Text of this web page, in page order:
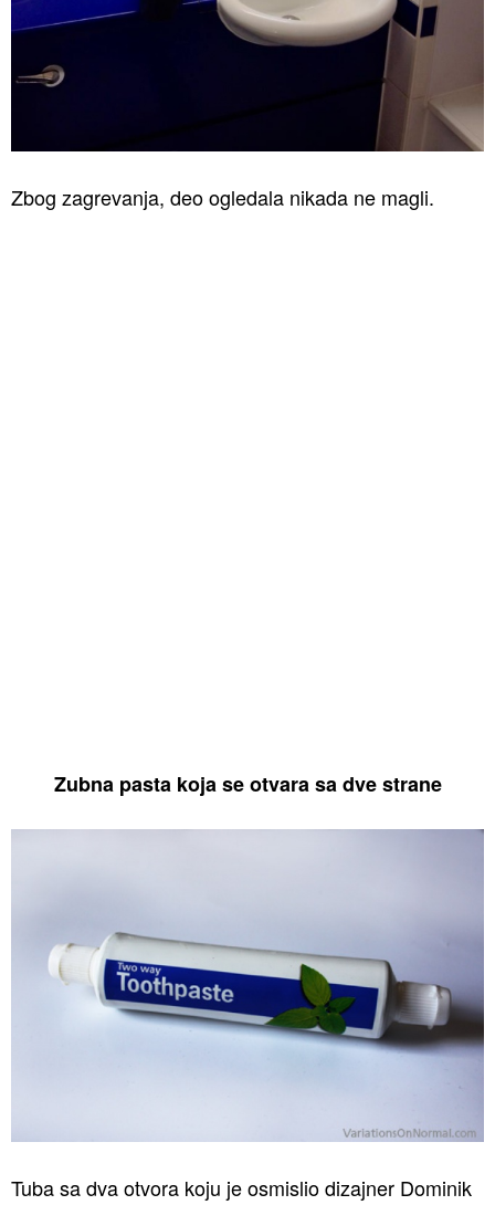
Zbog zagrevanja, deo ogledala nikada ne magli.
Zubna pasta koja se otvara sa dve strane
Tuba sa dva otvora koju je osmislio dizajner Dominik